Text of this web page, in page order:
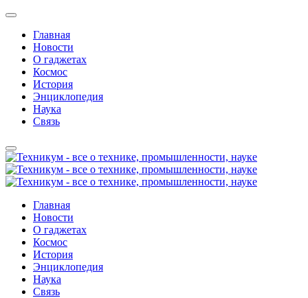
Главная
Новости
О гаджетах
Космос
История
Энциклопедия
Наука
Связь
Главная
Новости
О гаджетах
Космос
История
Энциклопедия
Наука
Связь